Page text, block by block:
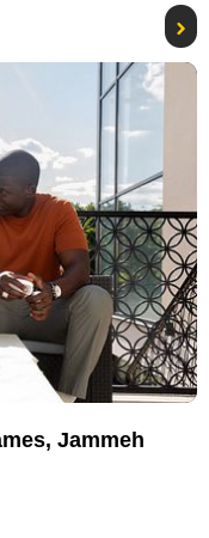
Jammeh